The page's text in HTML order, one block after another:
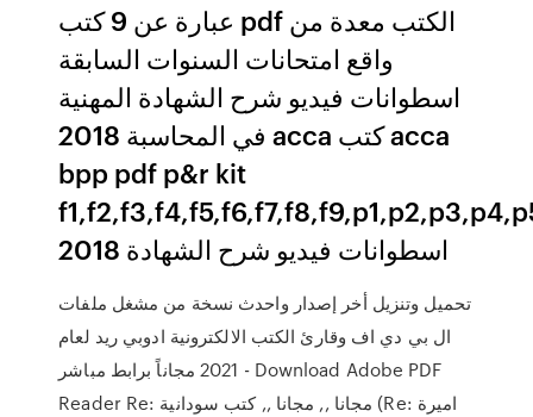
عبارة عن 9 كتب pdf الكتب معدة من
واقع امتحانات السنوات السابقة
اسطوانات فيديو شرح الشهادة المهنية
في المحاسبة 2018 acca كتب acca
bpp pdf p&r kit
2018 اسطوانات فيديو شرح الشهادة
تحميل وتنزيل أخر إصدار واحدث نسخة من مشغل ملفات
ال بي دي اف وقارئ الكتب الالكترونية ادوبي ريد لعام
2021 مجاناً برابط مباشر - Download Adobe PDF
Reader Re: مجانا ,, مجانا ,, كتب سودانية (Re: اميرة